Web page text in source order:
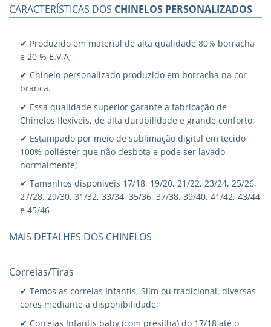
CARACTERÍSTICAS DOS CHINELOS PERSONALIZADOS
✔ Produzido em material de alta qualidade 80% borracha
e 20 % E.V.A;
✔ Chinelo personalizado produzido em borracha na cor
branca.
✔ Essa qualidade superior garante a fabricação de
Chinelos flexíveis, de alta durabilidade e grande conforto;
✔ Estampado por meio de sublimação digital em tecido
100% poliéster que não desbota e pode ser lavado
normalmente;
✔ Tamanhos disponíveis 17/18, 19/20, 21/22, 23/24, 25/26,
27/28, 29/30, 31/32, 33/34, 35/36, 37/38, 39/40, 41/42, 43/44
e 45/46
MAIS DETALHES DOS CHINELOS
Correias/Tiras
✔ Temos as correias Infantis, Slim ou tradicional, diversas
cores mediante a disponibilidade;
✔ Correias Infantis baby (com presilha) do 17/18 até o